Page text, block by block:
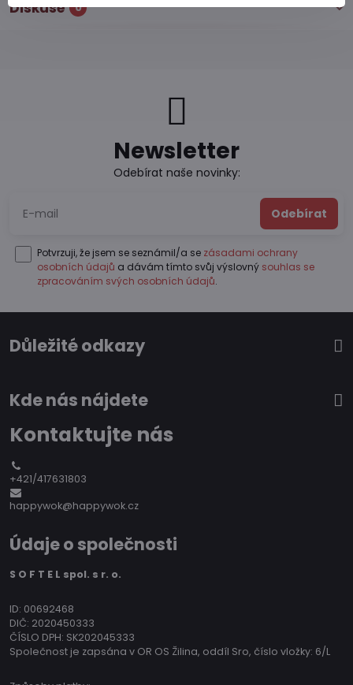
Diskuse 0
Newsletter
Odebírat naše novinky:
Odebírat
Potvrzuji, že jsem se seznámil/a se zásadami ochrany
osobních údajů a dávám tímto svůj výslovný souhlas se
zpracováním svých osobních údajů.
Důležité odkazy
Kde nás nájdete
Kontaktujte nás
+421/417631803
happywok@happywok.cz
Údaje o společnosti
S O F T E L spol. s r. o.
ID: 00692468
DIČ: 2020450333
ČÍSLO DPH: SK202045333
Společnost je zapsána v OR OS Žilina, oddíl Sro, číslo vložky: 6/L